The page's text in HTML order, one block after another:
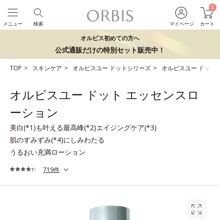
マイページ
0
カート
検索
メニュー
オルビス初めての方へ
公式通販だけの特別セット販売中！
TOP スキンケア オルビスユー ドットシリーズ オルビスユー ドット
オルビスユー ドット エッセンスロ
ーション
美白(*1)も叶える最高峰(*2)エイジングケア(*3)
肌のすみずみ(*4)にしみわたる
うるおい充満ローション
719件